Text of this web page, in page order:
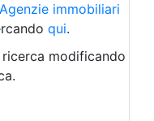
Agenzie immobiliari
qui.
modificando